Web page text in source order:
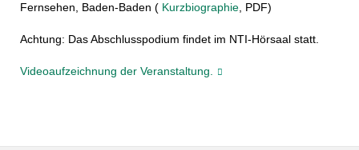
Fernsehen, Baden-Baden ( Kurzbiographie, PDF)
Achtung: Das Abschlusspodium findet im NTI-Hörsaal statt.
Videoaufzeichnung der Veranstaltung.